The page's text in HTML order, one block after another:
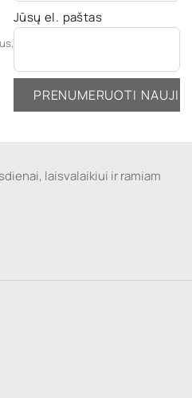
Jūsų el. paštas
laisvalaikiui ir ramiam